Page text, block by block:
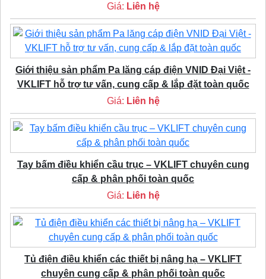
Giá: Liên hệ
Giới thiệu sản phẩm Pa lăng cáp điện VNID Đại Việt -
VKLIFT hỗ trợ tư vấn, cung cấp & lắp đặt toàn quốc
Giá: Liên hệ
Tay bấm điều khiển cầu trục – VKLIFT chuyên cung
cấp & phân phối toàn quốc
Giá: Liên hệ
Tủ điện điều khiển các thiết bị nâng hạ – VKLIFT
chuyên cung cấp & phân phối toàn quốc